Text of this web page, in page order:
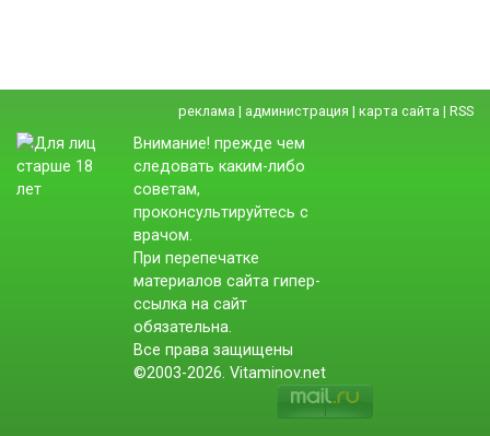
реклама | администрация | карта сайта | RSS
Внимание! прежде чем
следовать каким-либо
советам,
проконсультируйтесь с
врачом.
При перепечатке
материалов сайта гипер-
ссылка на сайт
обязательна.
Все права защищены
©2003-2026. Vitaminov.net